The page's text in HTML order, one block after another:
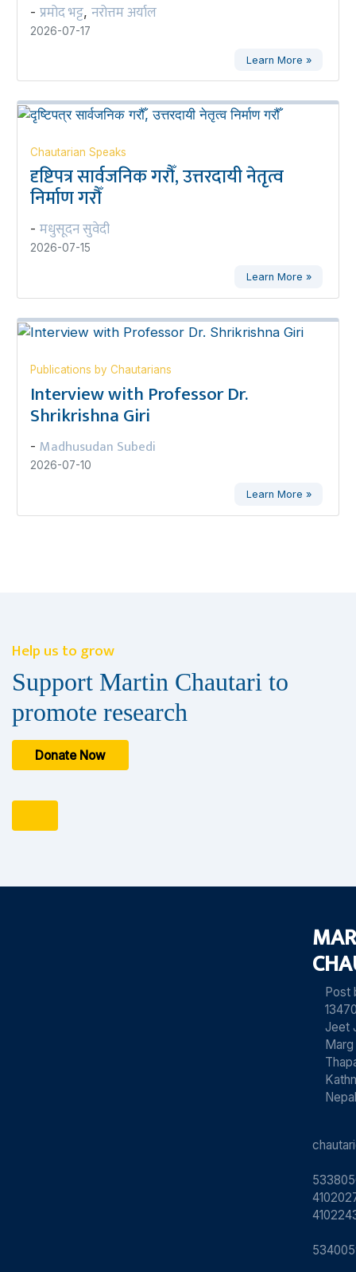
- प्रमोद भट्ट, नरोत्तम अर्याल
2026-07-17
Learn More »
Chautarian Speaks
दृष्टिपत्र सार्वजनिक गरौँ, उत्तरदायी नेतृत्व
निर्माण गरौँ
- मधुसूदन सुवेदी
2026-07-15
Learn More »
Publications by Chautarians
Interview with Professor Dr.
Shrikrishna Giri
- Madhusudan Subedi
2026-07-10
Learn More »
Help us to grow
Support Martin Chautari to
promote research
Donate Now
Post
Jeet
Marg
Nepal